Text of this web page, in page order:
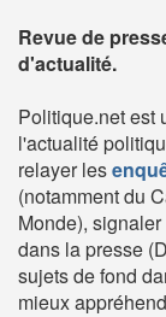
Revue de
d'actualité.
Politique.net est
l'actualité
relayer les
(notamment du
Monde),
dans la presse
sujets de fond
mieux